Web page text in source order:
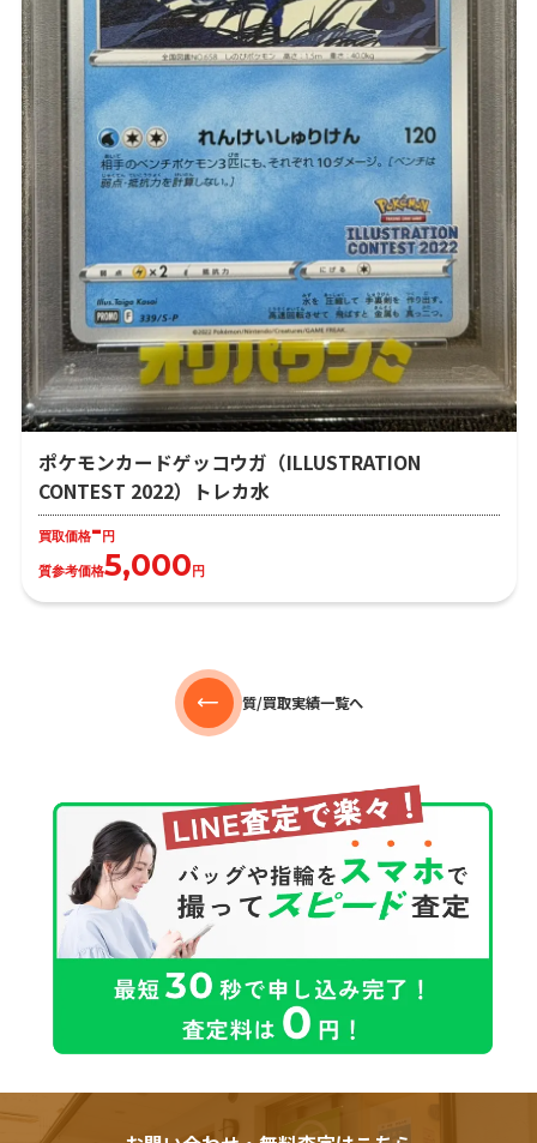
ポケモンカードゲッコウガ（ILLUSTRATION
CONTEST 2022）トレカ水
買取価格- 円
質参考価格5,000 円
質/買取実績一覧へ